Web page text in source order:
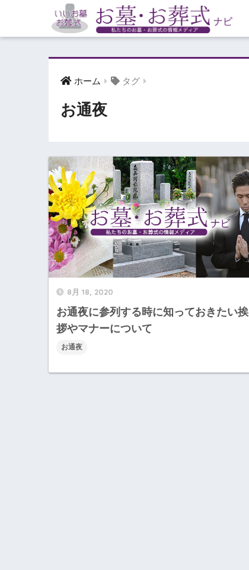
ホーム タグ
お通夜
8月 18, 2020
お通夜に参列する時に知っておきたい挨
拶やマナーについて
お通夜